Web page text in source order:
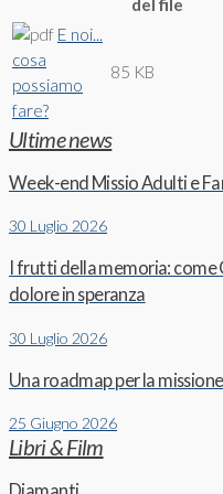
del file
E noi...
cosa
possiamo
fare?
85 KB
Ultime news
Week-end Missio Adulti e
30 Luglio 2026
I frutti della memoria:
dolore in speranza
30 Luglio 2026
Una roadmap per la
25 Giugno 2026
Libri & Film